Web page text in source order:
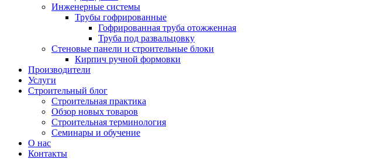
Инженерные системы
Трубы гофрированные
Гофрированная труба отожженная
Труба под развальцовку
Стеновые панели и строительные блоки
Кирпич ручной формовки
Производители
Услуги
Строительный блог
Строительная практика
Обзор новых товаров
Строительная терминология
Семинары и обучение
О нас
Контакты